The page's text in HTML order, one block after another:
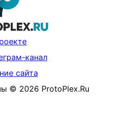
канал
сайта
© 2026 ProtoPlex.Ru